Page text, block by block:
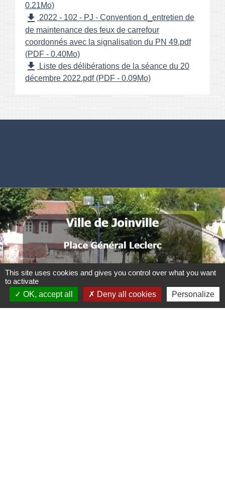
0.21Mo)
file_download 2022 - 102 - PJ - Convention d_entretien de
de maintenance des feux de carrefour
coordonnés avec la signalisation du PN 49.pdf
(PDF - 0.40Mo)
file_download
Liste des délibérations de la séance du 20
décembre 2022.pdf (PDF - 0.09Mo)
.
.
.
.
.
This site uses cookies and gives you control over what you want
to activate
OK, accept all
Deny all cookies Personalize